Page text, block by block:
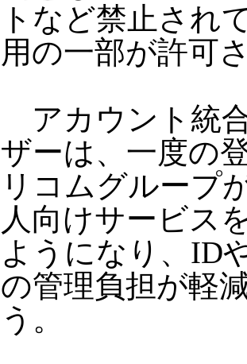
トなど禁止され
用の一部が許可
アカウント統
ザーは、一度の
リコムグループ
人向けサービス
ようになり、ID
の管理負担が軽
う。